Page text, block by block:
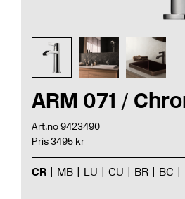
ARM 071 /
Art.no 9423490
Pris 3495 kr
CR MB LU CU BR BC